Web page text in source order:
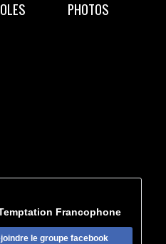
PHOTOS
Francophone
le groupe facebook